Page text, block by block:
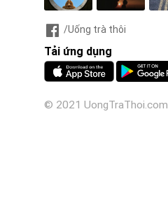
/Uống trà thôi
Tải ứng dụng
© 2021 UongTraThoi.com